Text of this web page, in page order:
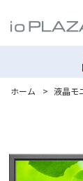
ホーム
> 液晶モ